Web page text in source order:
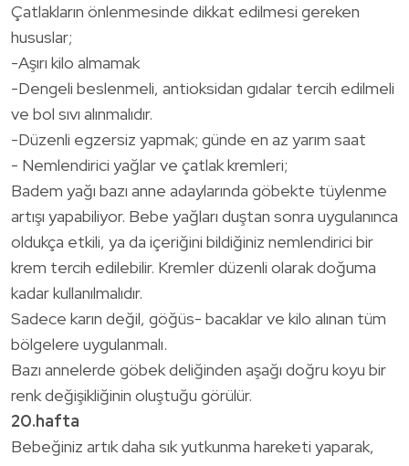
Çatlakların önlenmesinde dikkat edilmesi gereken
hususlar;
-Aşırı kilo almamak
-Dengeli beslenmeli, antioksidan gıdalar tercih edilmeli
ve bol sıvı alınmalıdır.
-Düzenli egzersiz yapmak; günde en az yarım saat
- Nemlendirici yağlar ve çatlak kremleri;
Badem yağı bazı anne adaylarında göbekte tüylenme
artışı yapabiliyor. Bebe yağları duştan sonra uygulanınca
oldukça etkili, ya da içeriğini bildiğiniz nemlendirici bir
krem tercih edilebilir. Kremler düzenli olarak doğuma
kadar kullanılmalıdır.
Sadece karın değil, göğüs- bacaklar ve kilo alınan tüm
bölgelere uygulanmalı.
Bazı annelerde göbek deliğinden aşağı doğru koyu bir
renk değişikliğinin oluştuğu görülür.
20.hafta
Bebeğiniz artık daha sık yutkunma hareketi yaparak,